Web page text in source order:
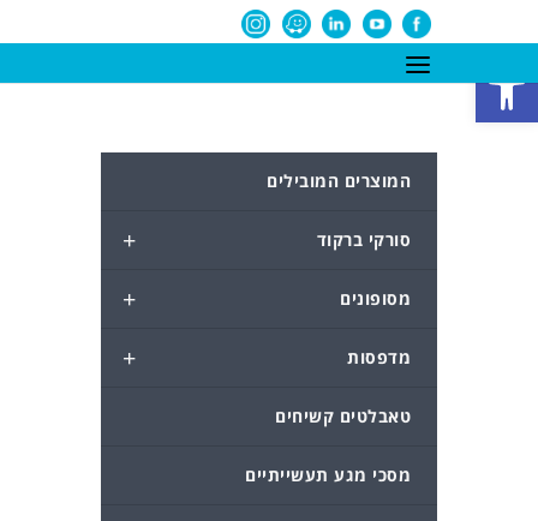
פתח סרגל נגישות
המוצרים המובילים
+ סורקי ברקוד
+ מסופונים
+ מדפסות
טאבלטים קשיחים
מסכי מגע תעשייתיים